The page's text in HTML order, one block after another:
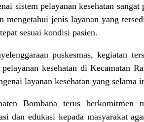
sistem pelayanan kesehatan
mengetahui jenis layanan yang
sesuai kondisi pasien.
puskesmas, kegiatan
kesehatan di Kecamatan
layanan kesehatan yang selama
Bombana terus berkomitmen
dan edukasi kepada masyarakat